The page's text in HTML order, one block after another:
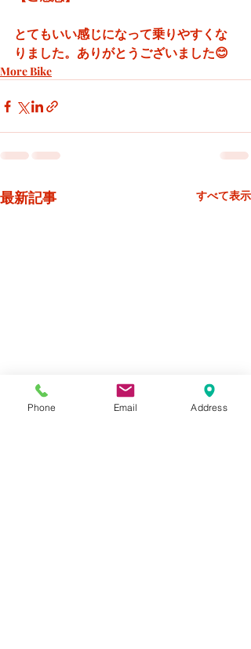
とてもいい感じになって乗りやすくな
りました。ありがとうございました😊
More Bike
最新記事 すべて表示
Phone Email Address